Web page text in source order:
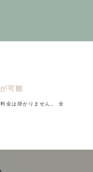
可能
金は掛かりません。
全